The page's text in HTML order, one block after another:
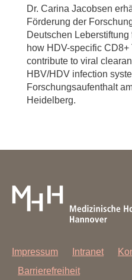
Dr. Carina Jacobsen
Förderung der
Deutschen
how HDV-specific
contribute to viral
HBV/HDV infection
Forschungsaufenthalt
Heidelberg.
Impressum Intranet
Barrierefreiheit